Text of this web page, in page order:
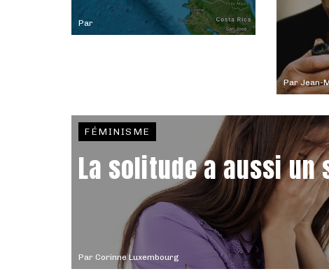
Par
ParJean-
Par Corinne Luxembourg
FÉMINISME
La solitude a aussi un